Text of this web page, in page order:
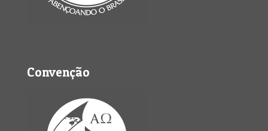
Convenção